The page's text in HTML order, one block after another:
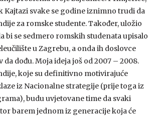
Kajtazi svake se godine iznimno trudi da
za romske studente. Također, uložio
bi se sedmero romskih studenata upisalo
u Zagrebu, a onda ih doslovce
da dođu. Moja ideja još od 2007 – 2008.
koje su definitivno motivirajuće
iz Nacionalne strategije (prije toga iz
budu uvjetovane time da svaki
barem jednom iz generacije koja će